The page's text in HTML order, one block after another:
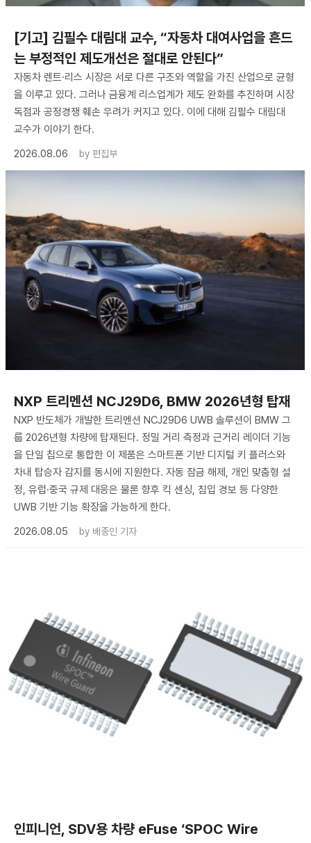
[기고] 김필수 대림대 교수, “자동차 대여사업을 흔드
는 부정적인 제도개선은 절대로 안된다”
자동차 렌트·리스 시장은 서로 다른 구조와 역할을 가진 산업으로 균형
을 이루고 있다. 그러나 금융계 리스업계가 제도 완화를 추진하며 시장
독점과 공정경쟁 훼손 우려가 커지고 있다. 이에 대해 김필수 대림대
교수가 이야기 한다.
2026.08.06
by 편집부
NXP 트리멘션 NCJ29D6, BMW 2026년형 탑재
NXP 반도체가 개발한 트리멘션 NCJ29D6 UWB 솔루션이 BMW 그
룹 2026년형 차량에 탑재된다. 정밀 거리 측정과 근거리 레이더 기능
을 단일 칩으로 통합한 이 제품은 스마트폰 기반 디지털 키 플러스와
차내 탑승자 감지를 동시에 지원한다. 자동 잠금 해제, 개인 맞춤형 설
정, 유럽·중국 규제 대응은 물론 향후 킥 센싱, 침입 경보 등 다양한
UWB 기반 기능 확장을 가능하게 한다.
2026.08.05
by 배종인 기자
인피니언, SDV용 차량 eFuse ‘SPOC Wire